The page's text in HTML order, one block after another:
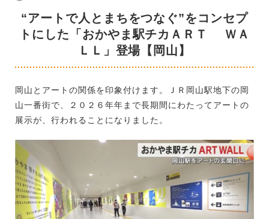
“アートで人とまちをつなぐ”をコンセプ
トにした「おかやま駅チカＡＲＴ ＷＡ
ＬＬ」登場【岡山】
岡山とアートの関係を印象付けます。ＪＲ岡山駅地下の岡
山一番街で、２０２６年年まで長期間にわたってアートの
展示が、行われることになりました。